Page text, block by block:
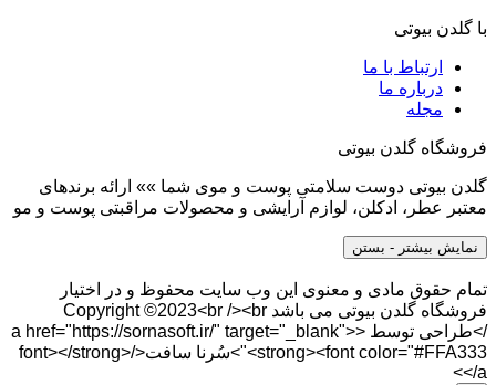
با گلدن بیوتی
ارتباط با ما
درباره ما
مجله
فروشگاه گلدن بیوتی
گلدن بیوتی دوست سلامتی پوست و موی شما »» ارائه برندهای
معتبر عطر، ادکلن، لوازم آرایشی و محصولات مراقبتی پوست و مو
نمایش بیشتر - بستن
تمام حقوق مادی و معنوی این وب سایت محفوظ و در اختیار
فروشگاه گلدن بیوتی می باشد Copyright ©2023<br /><br
/>طراحی توسط <a href="https://sornasoft.ir/" target="_blank">
<strong><font color="#FFA333">سُرنا سافت</font></strong>
</a>